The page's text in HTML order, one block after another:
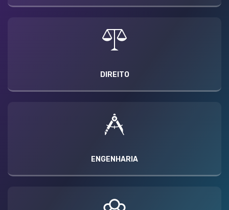
DIREITO
ENGENHARIA